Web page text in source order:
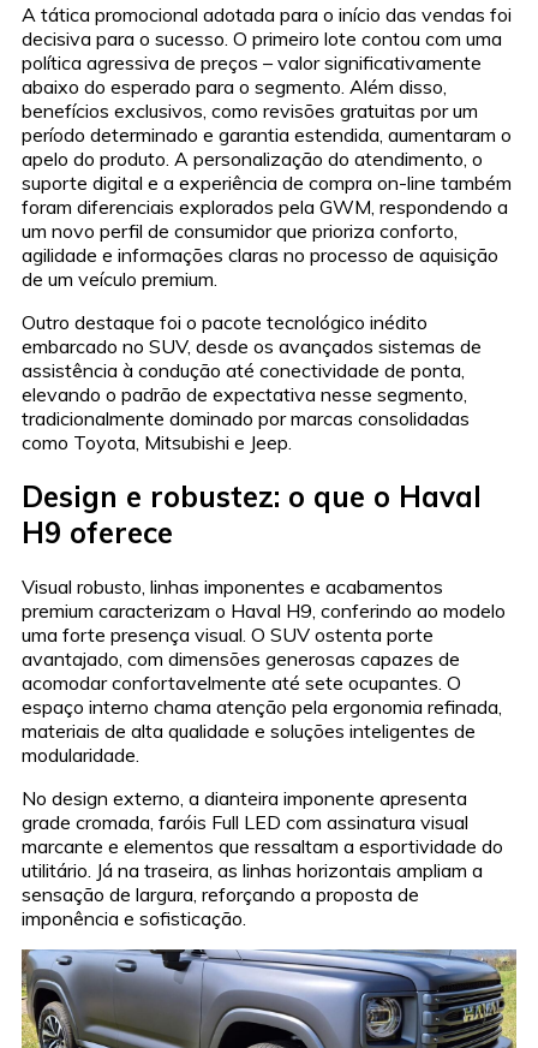
A tática promocional adotada para o início das vendas foi
decisiva para o sucesso. O primeiro lote contou com uma
política agressiva de preços – valor significativamente
abaixo do esperado para o segmento. Além disso,
benefícios exclusivos, como revisões gratuitas por um
período determinado e garantia estendida, aumentaram o
apelo do produto. A personalização do atendimento, o
suporte digital e a experiência de compra on-line também
foram diferenciais explorados pela GWM, respondendo a
um novo perfil de consumidor que prioriza conforto,
agilidade e informações claras no processo de aquisição
de um veículo premium.
Outro destaque foi o pacote tecnológico inédito
embarcado no SUV, desde os avançados sistemas de
assistência à condução até conectividade de ponta,
elevando o padrão de expectativa nesse segmento,
tradicionalmente dominado por marcas consolidadas
como Toyota, Mitsubishi e Jeep.
Design e robustez: o que o Haval
H9 oferece
Visual robusto, linhas imponentes e acabamentos
premium caracterizam o Haval H9, conferindo ao modelo
uma forte presença visual. O SUV ostenta porte
avantajado, com dimensões generosas capazes de
acomodar confortavelmente até sete ocupantes. O
espaço interno chama atenção pela ergonomia refinada,
materiais de alta qualidade e soluções inteligentes de
modularidade.
No design externo, a dianteira imponente apresenta
grade cromada, faróis Full LED com assinatura visual
marcante e elementos que ressaltam a esportividade do
utilitário. Já na traseira, as linhas horizontais ampliam a
sensação de largura, reforçando a proposta de
imponência e sofisticação.